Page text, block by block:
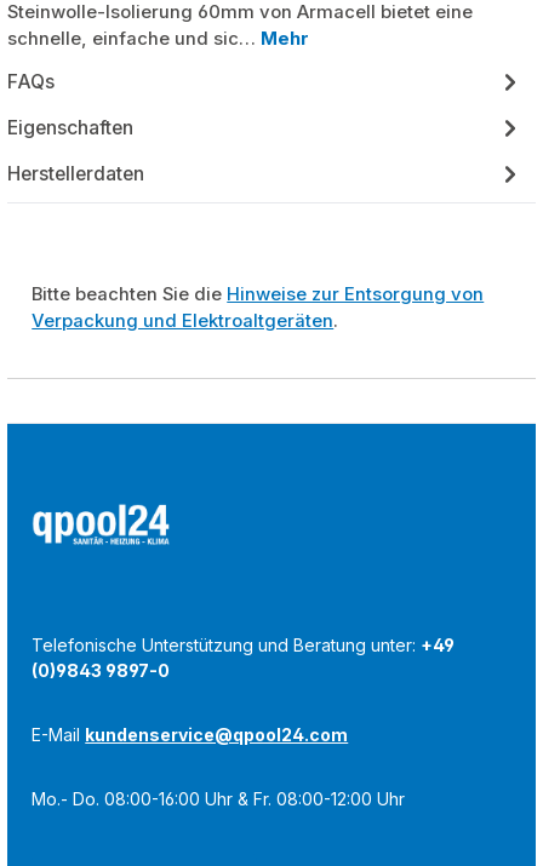
Steinwolle-Isolierung 60mm von Armacell bietet eine
schnelle, einfache und sic… Mehr
FAQs
Eigenschaften
Herstellerdaten
Bitte beachten Sie die Hinweise zur Entsorgung von
Verpackung und Elektroaltgeräten.
Telefonische Unterstützung und Beratung unter: +49
(0)9843 9897-0
E-Mail kundenservice@qpool24.com
Mo.- Do. 08:00-16:00 Uhr & Fr. 08:00-12:00 Uhr